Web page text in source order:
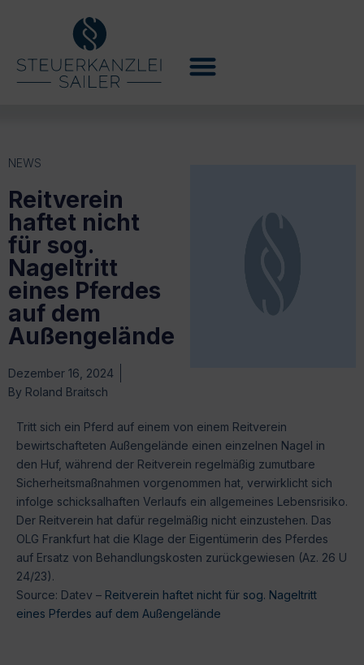
NEWS
Reitverein
haftet nicht
für sog.
Nageltritt
eines Pferdes
auf dem
Außengelände
Dezember 16, 2024
By Roland Braitsch
Tritt sich ein Pferd auf einem von einem Reitverein
bewirtschafteten Außengelände einen einzelnen Nagel in
den Huf, während der Reitverein regelmäßig zumutbare
Sicherheitsmaßnahmen vorgenommen hat, verwirklicht sich
infolge schicksalhaften Verlaufs ein allgemeines Lebensrisiko.
Der Reitverein hat dafür regelmäßig nicht einzustehen. Das
OLG Frankfurt hat die Klage der Eigentümerin des Pferdes
auf Ersatz von Behandlungskosten zurückgewiesen (Az. 26 U
24/23).
Source: Datev – Reitverein haftet nicht für sog. Nageltritt
eines Pferdes auf dem Außengelände